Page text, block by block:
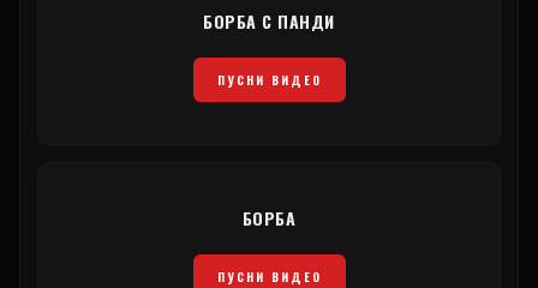
БОРБА С ПАНДИ
ПУСНИ ВИДЕО
БОРБА
ПУСНИ ВИДЕО